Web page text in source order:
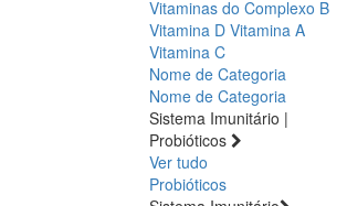
Vitaminas do Complexo B
Vitamina D Vitamina A
Vitamina C
Nome de Categoria
Nome de Categoria
Sistema Imunitário |
Probióticos
Ver tudo
Probióticos